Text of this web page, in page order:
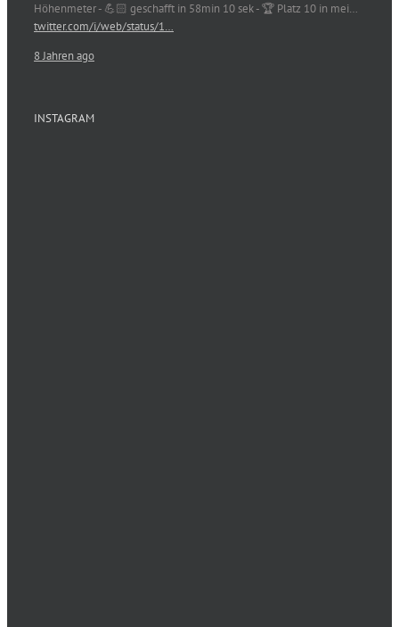
Höhenmeter - 💪🏻 geschafft in 58min 10 sek - 🏆 Platz 10 in mei…
twitter.com/i/web/status/1…
8 Jahren ago
INSTAGRAM